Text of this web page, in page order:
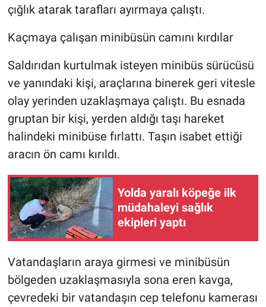
çığlık atarak tarafları ayırmaya çalıştı.
Kaçmaya çalışan minibüsün camını kırdılar
Saldırıdan kurtulmak isteyen minibüs sürücüsü
ve yanındaki kişi, araçlarına binerek geri vitesle
olay yerinden uzaklaşmaya çalıştı. Bu esnada
gruptan bir kişi, yerden aldığı taşı hareket
halindeki minibüse fırlattı. Taşın isabet ettiği
aracın ön camı kırıldı.
Yolda yaralı köpeğe ilk
müdahaleyi sağlık
ekipleri yaptı
Vatandaşların araya girmesi ve minibüsün
bölgeden uzaklaşmasıyla sona eren kavga,
çevredeki bir vatandaşın cep telefonu kamerası